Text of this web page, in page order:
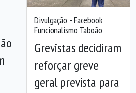
Divulgação - Facebook
Funcionalismo Taboão
Grevistas decidiram
reforçar greve
geral prevista para